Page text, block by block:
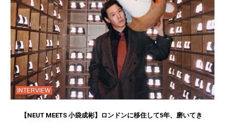
INTERVIEW
【NEUT MEETS 小袋成彬】ロンドンに移住して5年、磨いてき